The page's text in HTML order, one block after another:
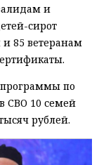
и
сирот
85 ветеранам
программы по
СВО 10 семей
рублей.